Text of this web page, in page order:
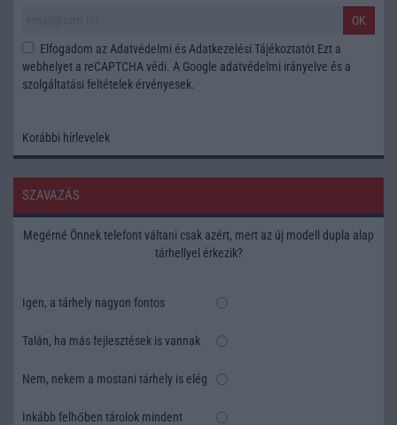
OK
Elfogadom az Adatvédelmi és Adatkezelési Tájékoztatót Ezt a
webhelyet a reCAPTCHA védi. A Google adatvédelmi irányelve és a
szolgáltatási feltételek érvényesek.
Korábbi hírlevelek
SZAVAZÁS
Megérné Önnek telefont váltani csak azért, mert az új modell dupla alap
tárhellyel érkezik?
Igen, a tárhely nagyon fontos
Talán, ha más fejlesztések is vannak
Nem, nekem a mostani tárhely is elég
Inkább felhőben tárolok mindent